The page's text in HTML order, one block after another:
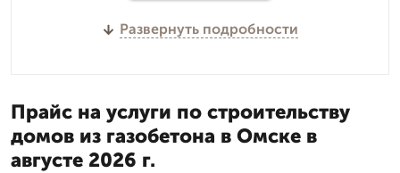
Развернуть подробности
Прайс на услуги по строительству
домов из газобетона в Омске в
августе 2026 г.